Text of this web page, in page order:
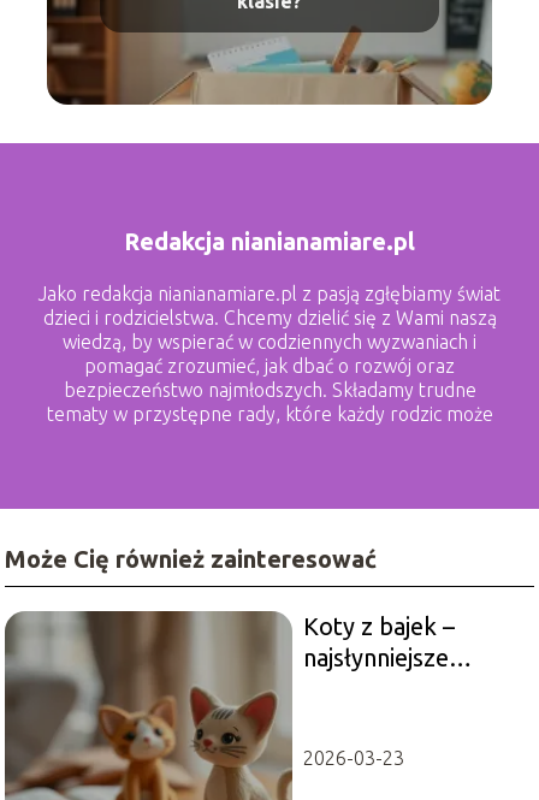
Redakcja nianianamiare.pl
Jako redakcja nianianamiare.pl z pasją zgłębiamy świat
dzieci i rodzicielstwa. Chcemy dzielić się z Wami naszą
wiedzą, by wspierać w codziennych wyzwaniach i
pomagać zrozumieć, jak dbać o rozwój oraz
bezpieczeństwo najmłodszych. Składamy trudne
tematy w przystępne rady, które każdy rodzic może
Może Cię również zainteresować
Koty z bajek –
najsłynniejsze
2026-03-23